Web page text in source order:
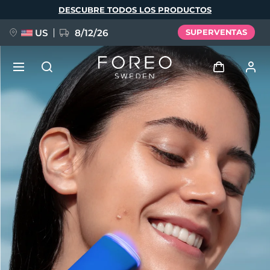
DESCUBRE TODOS LOS PRODUCTOS
US 8/12/26 SUPERVENTAS
Iniciar sesión
Perfil de usuario
Mis dispositivos
Mis pedidos
Mis direcciones
Mis suscripciones
NUEVO
FAQ™ Pure Beauty-Tech Elixir
BREAKING NEWS
issa™ Teeth Whitening Set
Idioma
English Deutsch
Español
Français
Português
Polski
Русский
Türkçe
简体中文 繁體中文